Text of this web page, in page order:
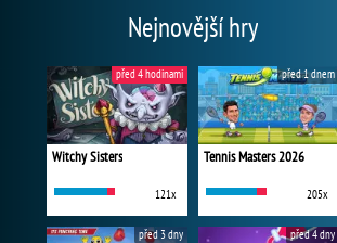
Nejnovější hry
Witchy Sisters
121x
před 4 hodinami
Tennis Masters 2026
205x
před 1 dnem
před 3 dny před 4 dny